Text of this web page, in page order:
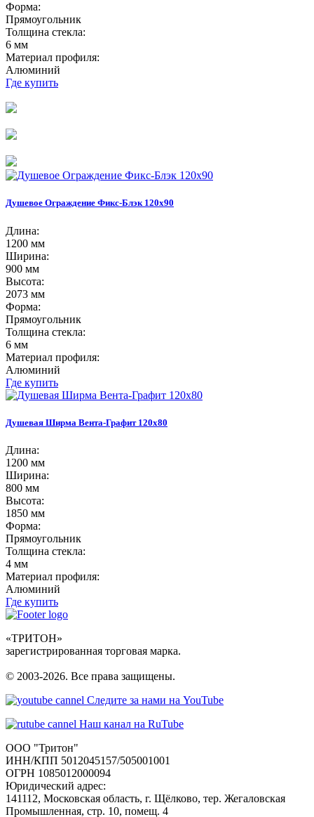
Форма:
Прямоугольник
Толщина стекла:
6 мм
Материал профиля:
Алюминий
Где купить
Душевое Ограждение Фикс-Блэк 120х90
Длина:
1200 мм
Ширина:
900 мм
Высота:
2073 мм
Форма:
Прямоугольник
Толщина стекла:
6 мм
Материал профиля:
Алюминий
Где купить
Душевая Ширма Вента-Графит 120х80
Длина:
1200 мм
Ширина:
800 мм
Высота:
1850 мм
Форма:
Прямоугольник
Толщина стекла:
4 мм
Материал профиля:
Алюминий
Где купить
«ТРИТОН»
зарегистрированная торговая марка.
© 2003-2026. Все права защищены.
Следите за нами на YouTube
Наш канал на RuTube
ООО "Тритон"
ИНН/КПП 5012045157/505001001
ОГРН 1085012000094
Юридический адрес:
141112, Московская область, г. Щёлково, тер. Жегаловская
Промышленная, стр. 10, помещ. 4